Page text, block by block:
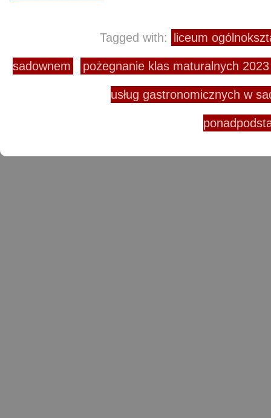
Tagged with: liceum
sadownem pożegnanie klas maturalnych 2023
usług gastronomicznych w